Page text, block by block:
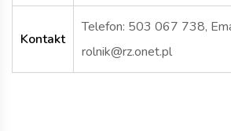
Kontakt
Telefon: 503 067 738,
rolnik@rz.onet.pl